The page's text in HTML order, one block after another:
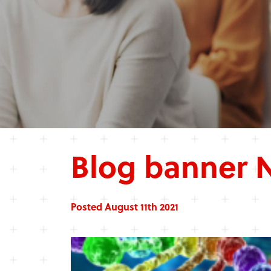
Blog banner
Posted August 11th 2021